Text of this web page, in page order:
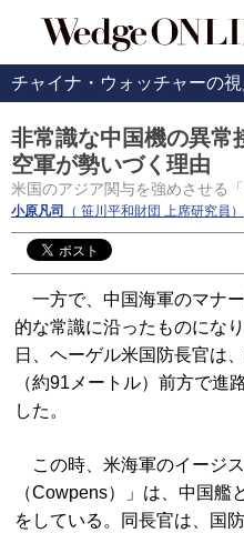
チャイナ・ウォッチャーの視
非常識な中国機の異常
空軍が勢いづく理由
米国のアジア関与を強めさせる「
小原凡司 （ 笹川平和財団 上席研究員）
一方で、中国海軍のマナ
的な常識に沿ったものにな
日、ヘーゲル米国防長官は
（約91メートル）前方で進
した。
この時、米海軍のイージ
（Cowpens）」は、中国艦
をしている。同長官は、国